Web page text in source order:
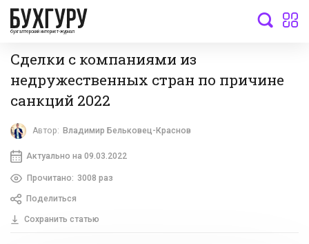
бухгалтерский интернет-журнал
Сделки с компаниями из
недружественных стран по причине
санкций 2022
Автор: Владимир Бельковец-Краснов
Актуально на 09.03.2022
Прочитано: 3008 раз
Поделиться
Сохранить статью